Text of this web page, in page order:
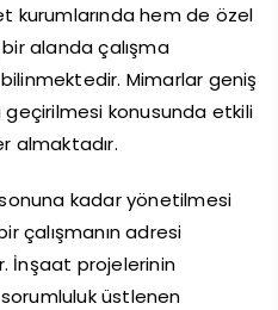
kurumlarında hem de özel
alanda çalışma
Mimarlar geniş
konusunda etkili
almaktadır.
kadar yönetilmesi
çalışmanın adresi
İnşaat projelerinin
üstlenen